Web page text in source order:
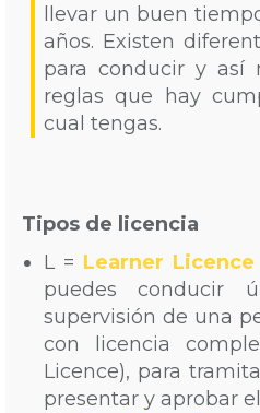
llevar un buen
años. Existen
para conducir y así
reglas que hay
cual tengas.
Tipos de licencia
L = Learner Licence
puedes conducir
supervisión de una
con licencia
Licence), para
presentar y aprobar